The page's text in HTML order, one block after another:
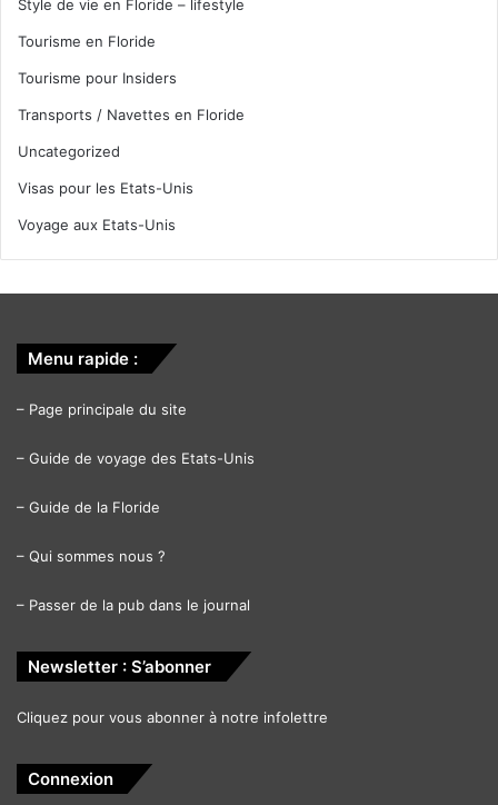
Style de vie en Floride – lifestyle
Tourisme en Floride
Tourisme pour Insiders
Transports / Navettes en Floride
Uncategorized
Visas pour les Etats-Unis
Voyage aux Etats-Unis
Menu rapide :
– Page principale du site
– Guide de voyage des Etats-Unis
– Guide de la Floride
– Qui sommes nous ?
– Passer de la pub dans le journal
Newsletter : S’abonner
Cliquez pour vous abonner à notre infolettre
Connexion